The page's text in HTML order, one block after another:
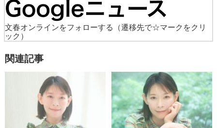
文春オンラインをフォローする
（遷移先で☆マークをクリ
ック）
関連記事